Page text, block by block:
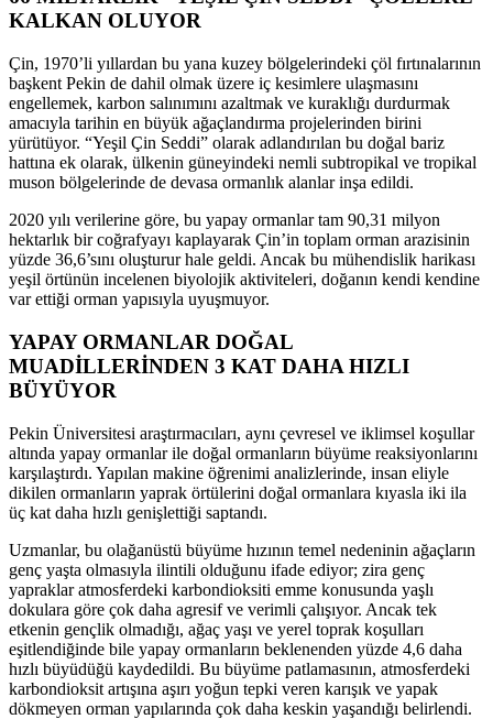
KALKAN OLUYOR
Çin, 1970’li yıllardan bu yana kuzey bölgelerindeki çöl fırtınalarının
başkent Pekin de dahil olmak üzere iç kesimlere ulaşmasını
engellemek, karbon salınımını azaltmak ve kuraklığı durdurmak
amacıyla tarihin en büyük ağaçlandırma projelerinden birini
yürütüyor. “Yeşil Çin Seddi” olarak adlandırılan bu doğal bariz
hattına ek olarak, ülkenin güneyindeki nemli subtropikal ve tropikal
muson bölgelerinde de devasa ormanlık alanlar inşa edildi.
2020 yılı verilerine göre, bu yapay ormanlar tam 90,31 milyon
hektarlık bir coğrafyayı kaplayarak Çin’in toplam orman arazisinin
yüzde 36,6’sını oluşturur hale geldi. Ancak bu mühendislik harikası
yeşil örtünün incelenen biyolojik aktiviteleri, doğanın kendi kendine
var ettiği orman yapısıyla uyuşmuyor.
YAPAY ORMANLAR DOĞAL
MUADİLLERİNDEN 3 KAT DAHA HIZLI
BÜYÜYOR
Pekin Üniversitesi araştırmacıları, aynı çevresel ve iklimsel koşullar
altında yapay ormanlar ile doğal ormanların büyüme reaksiyonlarını
karşılaştırdı. Yapılan makine öğrenimi analizlerinde, insan eliyle
dikilen ormanların yaprak örtülerini doğal ormanlara kıyasla iki ila
üç kat daha hızlı genişlettiği saptandı.
Uzmanlar, bu olağanüstü büyüme hızının temel nedeninin ağaçların
genç yaşta olmasıyla ilintili olduğunu ifade ediyor; zira genç
yapraklar atmosferdeki karbondioksiti emme konusunda yaşlı
dokulara göre çok daha agresif ve verimli çalışıyor. Ancak tek
etkenin gençlik olmadığı, ağaç yaşı ve yerel toprak koşulları
eşitlendiğinde bile yapay ormanların beklenenden yüzde 4,6 daha
hızlı büyüdüğü kaydedildi. Bu büyüme patlamasının, atmosferdeki
karbondioksit artışına aşırı yoğun tepki veren karışık ve yapak
dökmeyen orman yapılarında çok daha keskin yaşandığı belirlendi.